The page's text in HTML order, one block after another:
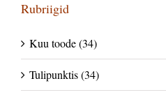
Rubriigid
Kuu toode (34)
Tulipunktis (34)